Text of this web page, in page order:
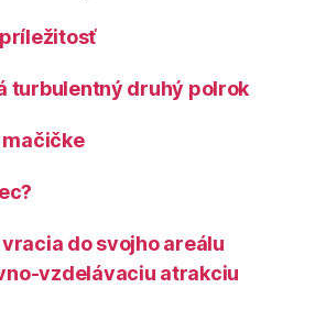
turbulentný druhý polrok
do svojho areálu
vzdelávaciu atrakciu